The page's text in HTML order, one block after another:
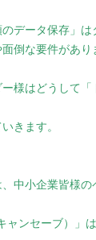
データ保存」
倒な要件があり
様はどうして
きます。
、中小企業皆様
ャンセーブ）」